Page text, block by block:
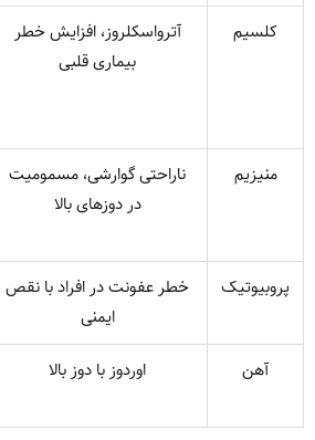
کلسیم
آترواسکلروز، افزایش خطر
بیماری قلبی
منیزیم
ناراحتی گوارشی، مسمومیت
در دوزهای بالا
پروبیوتیک
خطر عفونت در افراد با نقص
ایمنی
آهن
اوردوز با دوز بالا